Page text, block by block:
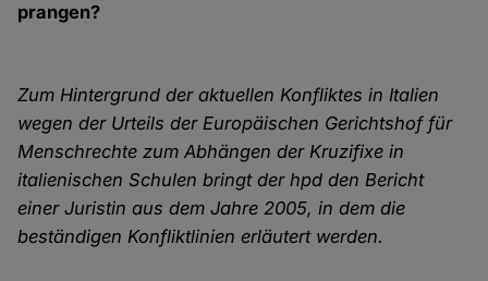
prangen?
Zum Hintergrund der aktuellen Konfliktes in Italien
wegen der Urteils der Europäischen Gerichtshof für
Menschrechte zum Abhängen der Kruzifixe in
italienischen Schulen bringt der hpd den Bericht
einer Juristin aus dem Jahre 2005, in dem die
beständigen Konfliktlinien erläutert werden.